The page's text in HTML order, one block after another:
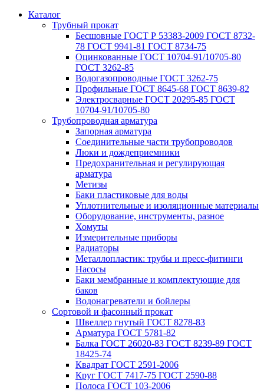
Каталог
Трубный прокат
Беcшовные ГОСТ Р 53383-2009 ГОСТ 8732-
78 ГОСТ 9941-81 ГОСТ 8734-75
Оцинкованные ГОСТ 10704-91/10705-80
ГОСТ 3262-85
Водогазопроводные ГОСТ 3262-75
Профильные ГОСТ 8645-68 ГОСТ 8639-82
Электросварные ГОСТ 20295-85 ГОСТ
10704-91/10705-80
Трубопроводная арматура
Запорная арматура
Соединительные части трубопроводов
Люки и дождеприемники
Предохранительная и регулирующая
арматура
Метизы
Баки пластиковые для воды
Уплотнительные и изоляционные материалы
Оборудование, инструменты, разное
Хомуты
Измерительные приборы
Радиаторы
Металлопластик: трубы и пресс-фитинги
Насосы
Баки мембранные и комплектующие для
баков
Водонагреватели и бойлеры
Сортовой и фасонный прокат
Швеллер гнутый ГОСТ 8278-83
Арматура ГОСТ 5781-82
Балка ГОСТ 26020-83 ГОСТ 8239-89 ГОСТ
18425-74
Квадрат ГОСТ 2591-2006
Круг ГОСТ 7417-75 ГОСТ 2590-88
Полоса ГОСТ 103-2006